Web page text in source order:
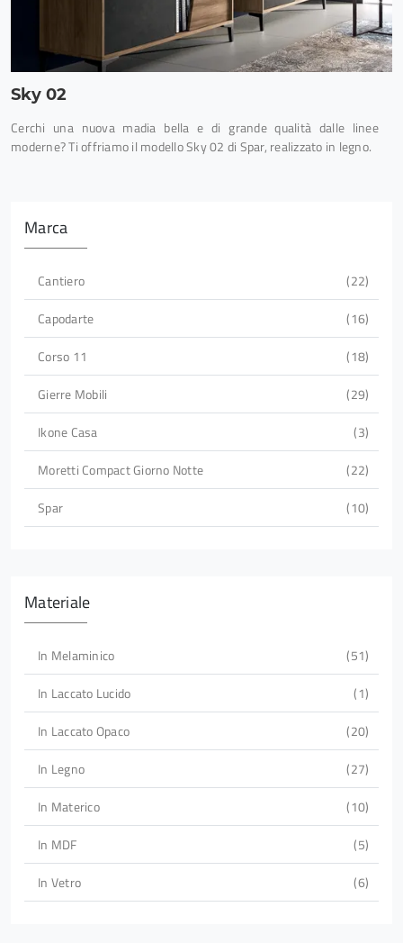
Marca
Cantiero
22
Capodarte
16
Corso 11
18
Gierre Mobili
29
Ikone Casa
3
Moretti Compact Giorno Notte
22
Spar
10
Materiale
In Melaminico
51
In Laccato Lucido
1
In Laccato Opaco
20
In Legno
27
In Materico
10
In MDF
5
In Vetro
6
Sky 02
Cerchi una nuova madia bella e di grande qualità dalle linee
moderne? Ti offriamo il modello Sky 02 di Spar, realizzato in legno.